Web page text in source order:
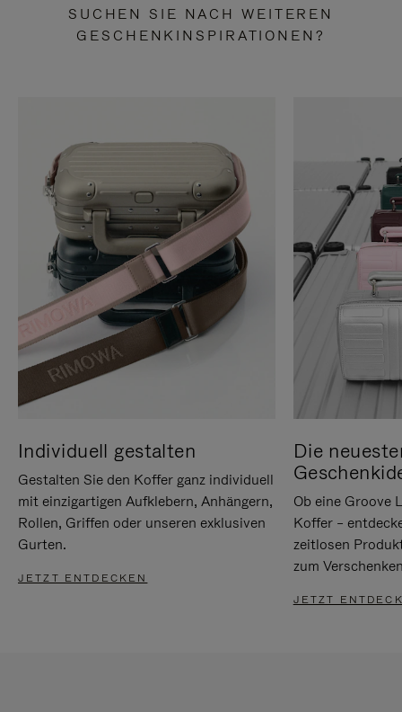
SUCHEN SIE NACH WEITEREN
GESCHENKINSPIRATIONEN?
Individuell gestalten
Gestalten Sie den Koffer ganz individuell
mit einzigartigen Aufklebern, Anhängern,
Rollen, Griffen oder unseren exklusiven
Gurten.
JETZT ENTDECKEN
Die
Ob eine Groove
Koffer –
zeitlosen
zum
JETZT